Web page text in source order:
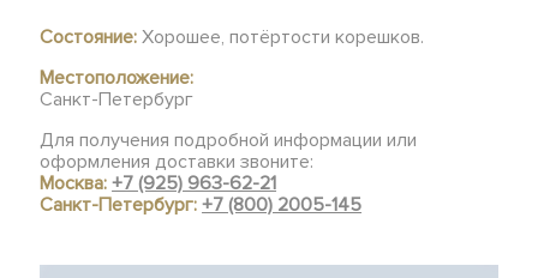
Состояние: Хорошее, потёртости корешков.
Местоположение:
Санкт-Петербург
Для получения подробной информации или
оформления доставки звоните:
Москва:+7 (925) 963-62-21
Санкт-Петербург:+7 (800) 2005-145